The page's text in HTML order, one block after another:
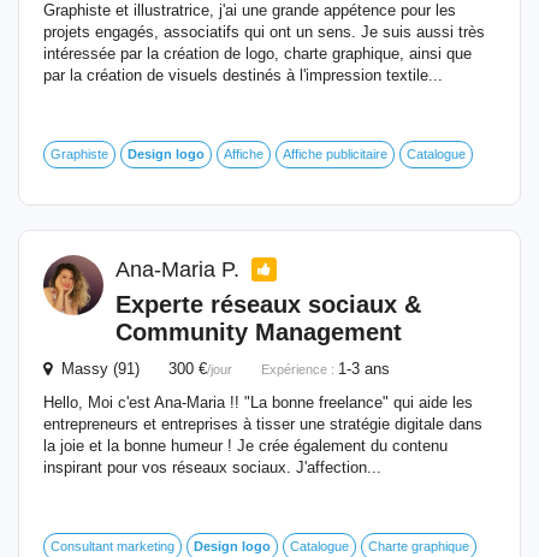
Graphiste et illustratrice, j'ai une grande appétence pour les
projets engagés, associatifs qui ont un sens. Je suis aussi très
intéressée par la création de logo, charte graphique, ainsi que
par la création de visuels destinés à l'impression textile...
Graphiste Design logo Affiche Affiche publicitaire Catalogue
Ana-Maria P.
Experte réseaux sociaux &
Community Management
Massy (91) 300 €/jour Expérience : 1-3 ans
Hello, Moi c'est Ana-Maria !! "La bonne freelance" qui aide les
entrepreneurs et entreprises à tisser une stratégie digitale dans
la joie et la bonne humeur ! Je crée également du contenu
inspirant pour vos réseaux sociaux. J'affection...
Consultant marketing Design logo Catalogue Charte graphique